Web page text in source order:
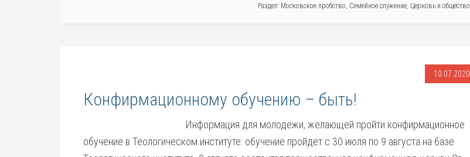
Раздел: Московское пробство, Семейное служение, Церковь и общество
10.07.2020
Конфирмационному обучению – быть!
Информация для молодежи, желающей пройти конфирмационное
обучение в Теологическом институте: обучение пройдет с 30 июля по 9 августа на базе